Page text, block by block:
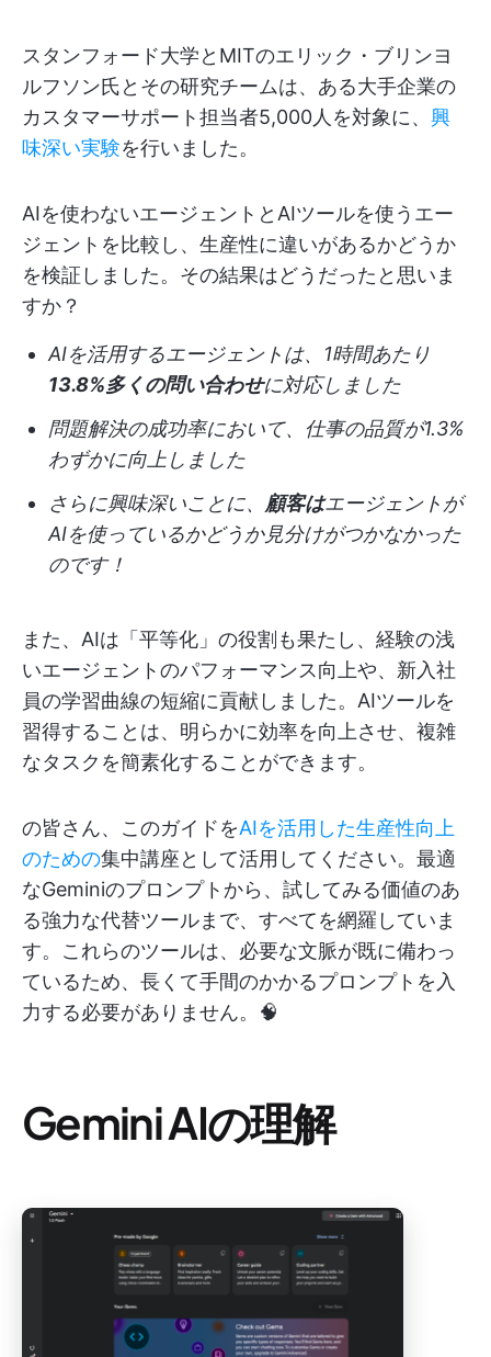
スタンフォード大学とMITのエリック・ブリンヨ
ルフソン氏とその研究チームは、ある大手企業の
カスタマーサポート担当者5,000人を対象に、 興
味深い実験を行いました。
AIを使わないエージェントとAIツールを使うエー
ジェントを比較し、生産性に違いがあるかどうか
を検証しました。その結果はどうだったと思いま
すか？
AIを活用するエージェントは、1時間あたり
13.8%多くの問い合わせに対応しました
問題解決の成功率において、仕事の品質が1.3%
わずかに向上しました
さらに興味深いことに、 顧客はエージェントが
AIを使っているかどうか見分けがつかなかった
のです！
また、AIは「平等化」の役割も果たし、経験の浅
いエージェントのパフォーマンス向上や、新入社
員の学習曲線の短縮に貢献しました。AIツールを
習得することは、明らかに効率を向上させ、複雑
なタスクを簡素化することができます。
の皆さん、このガイドをAIを活用した生産性向上
のための集中講座として活用してください。最適
なGeminiのプロンプトから、試してみる価値のあ
る強力な代替ツールまで、すべてを網羅していま
す。これらのツールは、必要な文脈が既に備わっ
ているため、長くて手間のかかるプロンプトを入
力する必要がありません。🧠
Gemini AIの理解